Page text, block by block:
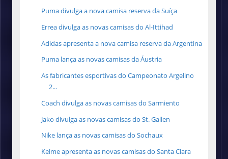
Puma divulga a nova camisa reserva da Suíça
Errea divulga as novas camisas do Al-Ittihad
Adidas apresenta a nova camisa reserva da Argentina
Puma lança as novas camisas da Áustria
As fabricantes esportivas do Campeonato Argelino
2...
Coach divulga as novas camisas do Sarmiento
Jako divulga as novas camisas do St. Gallen
Nike lança as novas camisas do Sochaux
Kelme apresenta as novas camisas do Santa Clara